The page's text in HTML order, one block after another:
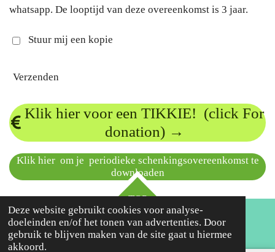
Deze website gebruikt cookies voor analyse-
doeleinden en/of het tonen van advertenties. Door
gebruik te blijven maken van de site gaat u hiermee
akkoord.
whatsapp. De looptijd van deze overeenkomst is 3 jaar.
Stuur mij een kopie
Verzenden
Klik hier voor een TIKKIE! (click For
donation) →
Klik hier om je periodieke schenkingsovereenkomst te
downloaden
TOP